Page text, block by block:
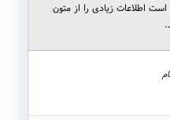
اطلاعات زیادی را از متون